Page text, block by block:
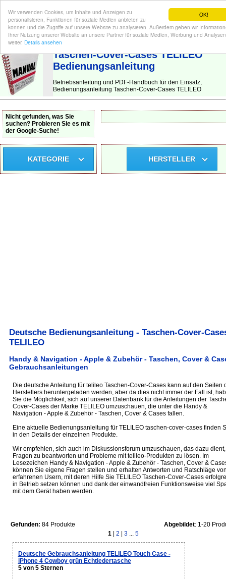
OK!
Wir verwenden Cookies, um Inhalte und Anzeigen zu
personalisieren, Funktionen für soziale Medien anbieten zu
können und die Zugriffe auf unsere Website zu analysieren. Außerdem geben wir
Ihrer Nutzung unserer Website an unsere Partner für soziale Medien, Werbung und Analysen
weiter. Details ansehen
BEDIENUNGSANLEITUNG | Hier finden Sie die deutsche Anleitung!
Taschen-Cover-Cases TELILEO
Bedienungsanleitung
Betriebsanleitung und PDF-Handbuch für den Einsatz,
Bedienungsanleitung Taschen-Cover-Cases TELILEO
Nicht gefunden, was Sie
suchen? Probieren Sie es mit
der Google-Suche!
KATEGORIE HERSTELLER
Deutsche Bedienungsanleitung - Taschen-Cover-
TELILEO
Handy & Navigation - Apple & Zubehör - Taschen, Cover &
Gebrauchsanleitungen
Die deutsche Anleitung für telileo Taschen-Cover-Cases kann auf den Seiten
Herstellers heruntergeladen werden, aber da dies nicht immer der Fall ist,
Sie die Möglichkeit, sich auf unserer Datenbank für die Anleitungen der
Cover-Cases der Marke TELILEO umzuschauen, die unter die Handy &
Navigation - Apple & Zubehör - Taschen, Cover & Cases fallen.
Eine aktuelle Bedienungsanleitung für TELILEO taschen-cover-cases finden
in den Details der einzelnen Produkte.
Wir empfehlen, sich auch im Diskussionsforum umzuschauen, das dazu dient,
Fragen zu beantworten und Probleme mit telileo-Produkten zu lösen. Im
Lesezeichen Handy & Navigation - Apple & Zubehör - Taschen, Cover &
können Sie eigene Fragen stellen und erhalten Antworten und Ratschläge
erfahrenen Usern, mit deren Hilfe Sie TELILEO Taschen-Cover-Cases
in Betrieb setzen können und dank der einwandfreien Funktionsweise viel
mit dem Gerät haben werden.
Gefunden: 84 Produkte Abgebildet: 1-20
1
2 3 ... 5
Deutsche Gebrauchsanleitung TELILEO Touch Case -
iPhone 4 Cowboy grün Echtledertasche
5 von 5 Sternen